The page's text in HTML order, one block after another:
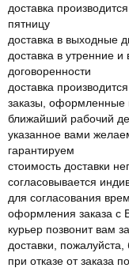
доставка
пятницу
доставка в выходные
доставка в утренние
договоренности
доставка
заказы, оформленные
ближайший рабочий
указанное вами
гарантируем
стоимость доставки
согласовывается
для согласования
оформления заказа с
курьер позвонит вам
доставки, пожалуйста,
при отказе от заказа